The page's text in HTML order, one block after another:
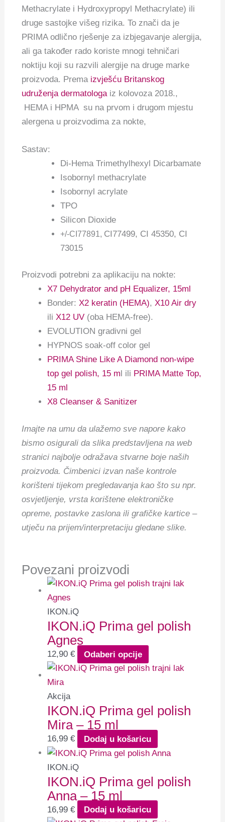
Methacrylate i Hydroxypropyl Methacrylate) ili
druge sastojke višeg rizika. To znači da je
PRIMA odlično rješenje za izbjegavanje alergija,
ali ga također rado koriste mnogi tehničari
noktiju koji su razvili alergije na druge marke
proizvoda. Prema izvješću Britanskog
udruženja dermatologa iz kolovoza 2018.,
HEMA i HPMA su na prvom i drugom mjestu
alergena u proizvodima za nokte,
Sastav:
Di-Hema Trimethylhexyl Dicarbamate
Isobornyl methacrylate
Isobornyl acrylate
TPO
Silicon Dioxide
+/-CI77891, CI77499, CI 45350, CI
73015
Proizvodi potrebni za aplikaciju na nokte:
X7 Dehydrator and pH Equalizer, 15ml
Bonder:X2 keratin (HEMA),X10 Air dry
iliX12 UV (oba HEMA-free).
EVOLUTION gradivni gel
HYPNOS soak-off color gel
PRIMA Shine Like A Diamond non-wipe
top gel polish, 15 m l ili PRIMA Matte Top,
15 ml
X8 Cleanser & Sanitizer
Imajte na umu da ulažemo sve napore kako
bismo osigurali da slika predstavljena na web
stranici najbolje odražava stvarne boje naših
proizvoda. Čimbenici izvan naše kontrole
korišteni tijekom pregledavanja kao što su npr.
osvjetljenje, vrsta korištene elektroničke
opreme, postavke zaslona ili grafičke kartice –
utječu na prijem/interpretaciju gledane slike.
Povezani proizvodi
IKON.iQ
IKON.iQ Prima gel polish
Agnes
12,90€ Odaberi opcije
Akcija
IKON.iQ Prima gel polish
Mira – 15 ml
16,99€ Dodaj u košaricu
IKON.iQ
IKON.iQ Prima gel polish
Anna – 15 ml
16,99€ Dodaj u košaricu